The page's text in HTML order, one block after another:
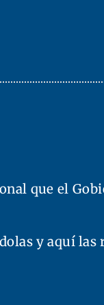
que el
y aquí las